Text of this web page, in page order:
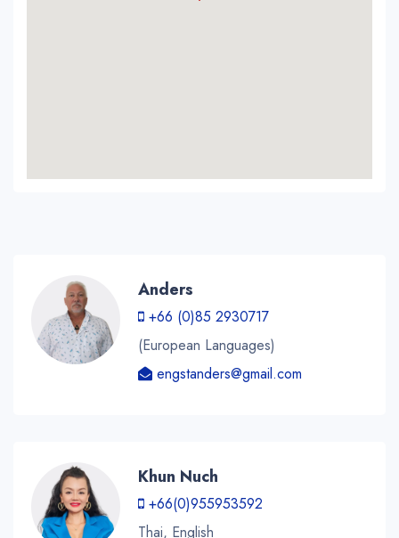
Anders
+66 (0)85 2930717
(European Languages)
engstanders@gmail.com
Khun Nuch
+66(0)955953592
Thai, English